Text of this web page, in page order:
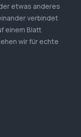
etwas anderes
verbindet
einem Blatt
wir für echte